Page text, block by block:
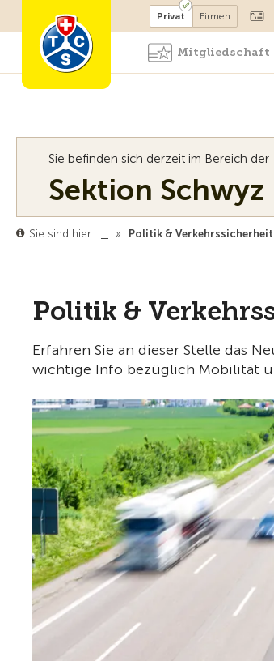
Mitglied werden
Privat Firmen
Mitgliedschaft
Sie befinden sich derzeit im Bereich der
Sektion Schwyz
Sie sind hier: … » Politik & Verkehrssicherheit
Politik &
Erfahren Sie an dieser Stelle das
wichtige Info bezüglich Mobilität